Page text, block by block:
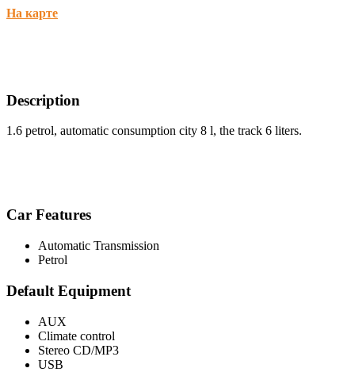
На карте
Description
1.6 petrol, automatic consumption city 8 l, the track 6 liters.
Car Features
Automatic Transmission
Petrol
Default Equipment
AUX
Climate control
Stereo CD/MP3
USB